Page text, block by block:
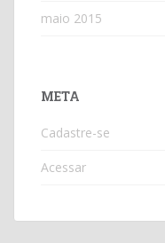
maio 2015
META
Cadastre-se
Acessar